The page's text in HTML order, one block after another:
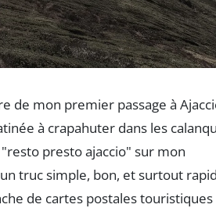
de mon premier passage à
à crapahuter dans les
"resto presto ajaccio" sur mon
truc simple, bon, et surtout
de cartes postales